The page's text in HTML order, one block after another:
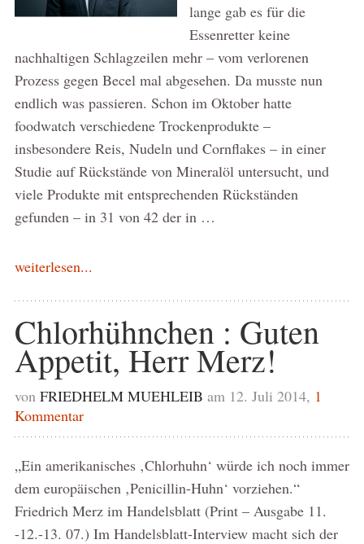
lange gab es für die
Essenretter keine
nachhaltigen Schlagzeilen mehr – vom verlorenen
Prozess gegen Becel mal abgesehen. Da musste nun
endlich was passieren. Schon im Oktober hatte
foodwatch verschiedene Trockenprodukte –
insbesondere Reis, Nudeln und Cornflakes – in einer
Studie auf Rückstände von Mineralöl untersucht, und
viele Produkte mit entsprechenden Rückständen
gefunden – in 31 von 42 der in …
weiterlesen...
Chlorhühnchen : Guten
Appetit, Herr Merz!
von FRIEDHELM MUEHLEIB am 12. Juli 2014, 1
Kommentar
„Ein amerikanisches ‚Chlorhuhn‘ würde ich noch immer
dem europäischen ‚Penicillin-Huhn‘ vorziehen.“
Friedrich Merz im Handelsblatt (Print – Ausgabe 11.
-12.-13. 07.) Im Handelsblatt-Interview macht sich der